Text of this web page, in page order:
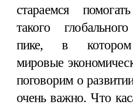
стараемся
такого
пике, в котором
мировые
поговорим о
очень важно. Что